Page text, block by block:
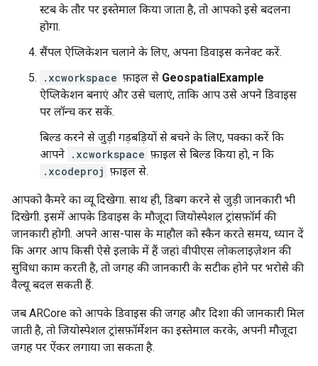
स्टब के तौर पर इस्तेमाल किया जाता है, तो आपको इसे बदलना
होगा.
सैंपल ऐप्लिकेशन चलाने के लिए, अपना डिवाइस कनेक्ट करें.
.xcworkspace फ़ाइल से GeospatialExample
ऐप्लिकेशन बनाएं और उसे चलाएं, ताकि आप उसे अपने डिवाइस
पर लॉन्च कर सकें.
बिल्ड करने से जुड़ी गड़बड़ियों से बचने के लिए, पक्का करें कि
आपने .xcworkspace फ़ाइल से बिल्ड किया हो, न कि
.xcodeproj फ़ाइल से.
आपको कैमरे का व्यू दिखेगा. साथ ही, डिबग करने से जुड़ी जानकारी भी
दिखेगी. इसमें आपके डिवाइस के मौजूदा जियोस्पेशल ट्रांसफ़ॉर्म की
जानकारी होगी. अपने आस-पास के माहौल को स्कैन करते समय, ध्यान दें
कि अगर आप किसी ऐसे इलाके में हैं जहां वीपीएस लोकलाइज़ेशन की
सुविधा काम करती है, तो जगह की जानकारी के सटीक होने पर भरोसे की
वैल्यू बदल सकती हैं.
जब ARCore को आपके डिवाइस की जगह और दिशा की जानकारी मिल
जाती है, तो जियोस्पेशल ट्रांसफ़ॉर्मेशन का इस्तेमाल करके, अपनी मौजूदा
जगह पर ऐंकर लगाया जा सकता है.